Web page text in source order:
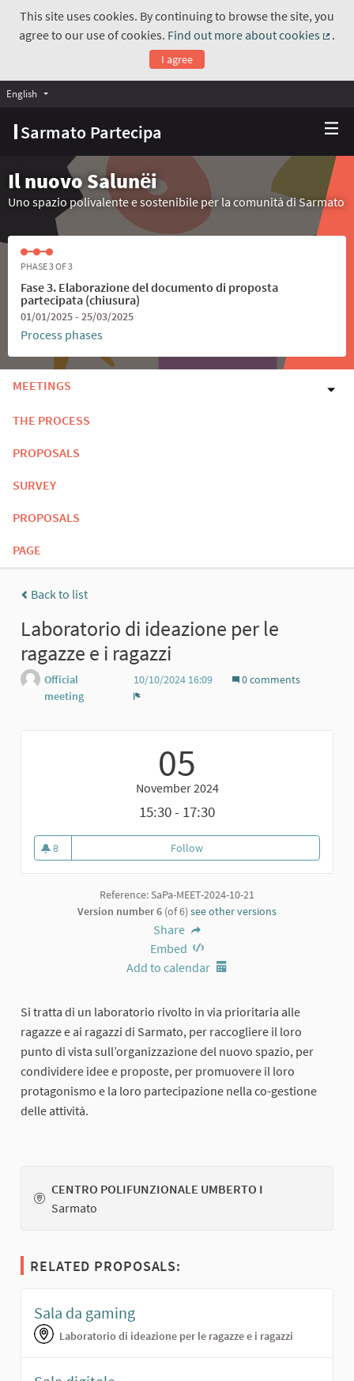
This site uses cookies. By continuing to browse the site, you
agree to our use of cookies. Find out more about cookies
.
I agree
Sarmato Partecipa
English Choose language
Il nuovo Salunёi
Uno spazio polivalente e sostenibile per la comunità di Sarmato
PHASE 3 OF 3
Fase 3. Elaborazione del documento di proposta
partecipata (chiusura)
01/01/2025 - 25/03/2025
Process phases
MEETINGS
THE PROCESS
PROPOSALS
SURVEY
PROPOSALS
PAGE
Back to list
Laboratorio di ideazione per le
ragazze e i ragazzi
Official
meeting
10/10/2024 16:09
0 comments
05
November 2024
15:30 - 17:30
8
8 followers
FollowLaboratorio di ideazione per le
Reference: SaPa-MEET-2024-10-21
Version number 6 (of 6) see other versions
Share
Embed
Add to calendar
Si tratta di un laboratorio rivolto in via prioritaria alle
ragazze e ai ragazzi di Sarmato, per raccogliere il loro
punto di vista sull’organizzazione del nuovo spazio, per
condividere idee e proposte, per promuovere il loro
protagonismo e la loro partecipazione nella co-gestione
delle attività.
CENTRO POLIFUNZIONALE UMBERTO I
Sarmato
RELATED PROPOSALS:
Sala da gaming
Laboratorio di ideazione per le ragazze e i ragazzi